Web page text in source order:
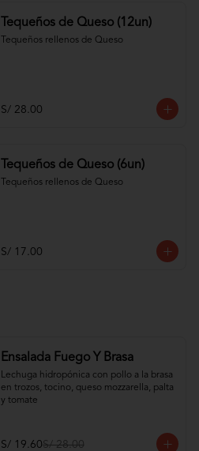
Tequeños de Queso (12un)
Tequeños rellenos de Queso
S/ 28.00
Tequeños de Queso (6un)
Tequeños rellenos de Queso
S/ 17.00
Ensalada Fuego Y Brasa
Lechuga hidropónica con pollo a la brasa
en trozos, tocino, queso mozzarella, palta
y tomate
S/ 19.60S/ 28.00